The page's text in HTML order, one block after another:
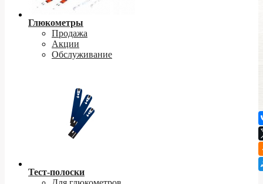
Глюкометры
Продажа
Акции
Обслуживание
Тест-полоски